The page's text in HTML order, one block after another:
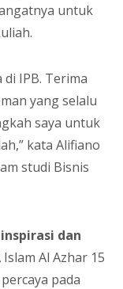
untuk
IPB. Terima
yang selalu
saya untuk
kata Alifiano
studi Bisnis
inspirasi dan
Al Azhar 15
pada